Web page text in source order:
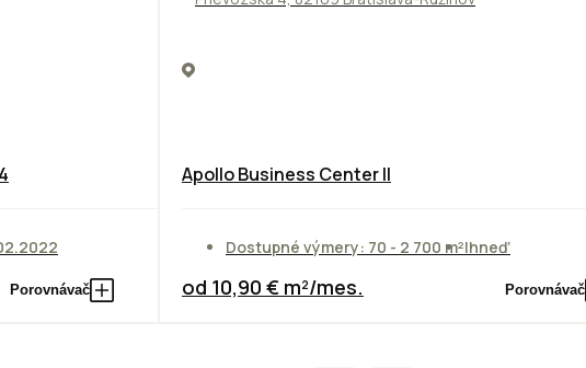
Porovnávač
Apollo Business Center II
Dostupné výmery: 70 - 2 700 m²Ihneď
od 10,90 € m²/mes. Porovnávač